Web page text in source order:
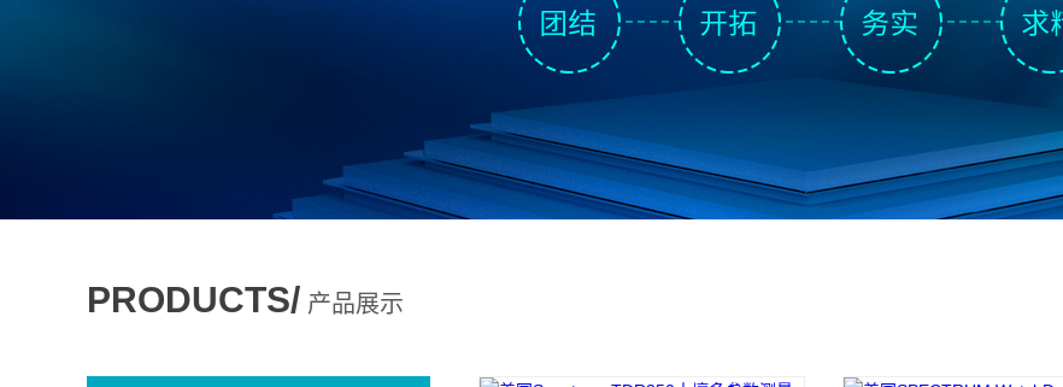
PRODUCTS/ 产品展示